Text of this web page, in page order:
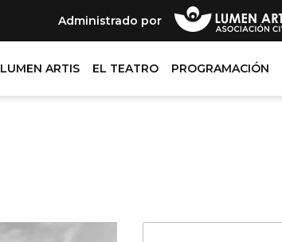
Administrado por
LUMEN ARTIS EL TEATRO PROGRAMACIÓN